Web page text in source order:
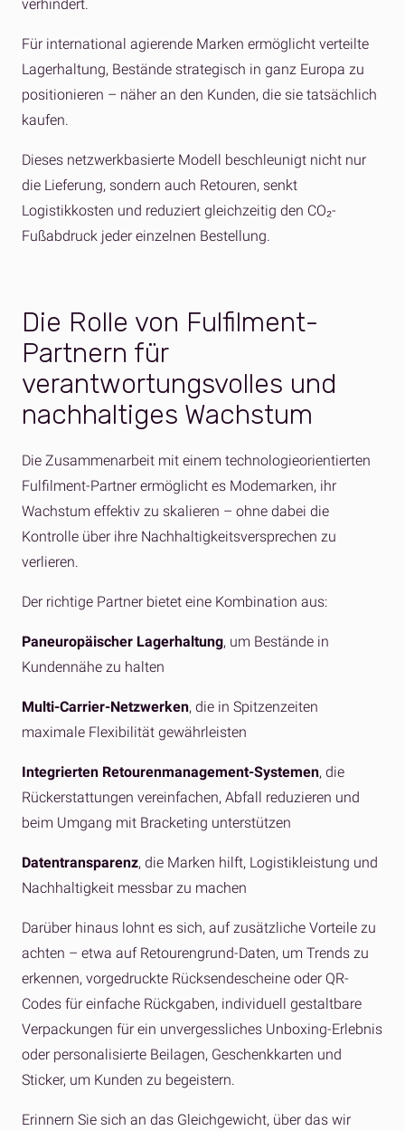
verhindert.
Für international agierende Marken ermöglicht verteilte
Lagerhaltung, Bestände strategisch in ganz Europa zu
positionieren – näher an den Kunden, die sie tatsächlich
kaufen.
Dieses netzwerkbasierte Modell beschleunigt nicht nur
die Lieferung, sondern auch Retouren, senkt
Logistikkosten und reduziert gleichzeitig den CO₂-
Fußabdruck jeder einzelnen Bestellung.
Die Rolle von Fulfilment-
Partnern für
verantwortungsvolles und
nachhaltiges Wachstum
Die Zusammenarbeit mit einem technologieorientierten
Fulfilment-Partner ermöglicht es Modemarken, ihr
Wachstum effektiv zu skalieren – ohne dabei die
Kontrolle über ihre Nachhaltigkeitsversprechen zu
verlieren.
Der richtige Partner bietet eine Kombination aus:
Paneuropäischer Lagerhaltung, um Bestände in
Kundennähe zu halten
Multi-Carrier-Netzwerken, die in Spitzenzeiten
maximale Flexibilität gewährleisten
Integrierten Retourenmanagement-Systemen, die
Rückerstattungen vereinfachen, Abfall reduzieren und
beim Umgang mit Bracketing unterstützen
Datentransparenz, die Marken hilft, Logistikleistung und
Nachhaltigkeit messbar zu machen
Darüber hinaus lohnt es sich, auf zusätzliche Vorteile zu
achten – etwa auf Retourengrund-Daten, um Trends zu
erkennen, vorgedruckte Rücksendescheine oder QR-
Codes für einfache Rückgaben, individuell gestaltbare
Verpackungen für ein unvergessliches Unboxing-Erlebnis
oder personalisierte Beilagen, Geschenkkarten und
Sticker, um Kunden zu begeistern.
Erinnern Sie sich an das Gleichgewicht, über das wir